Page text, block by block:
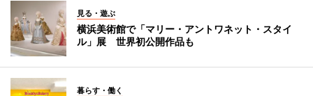
見る・遊ぶ
横浜美術館で「マリー・アントワネット・スタイ
ル」展 世界初公開作品も
暮らす・働く